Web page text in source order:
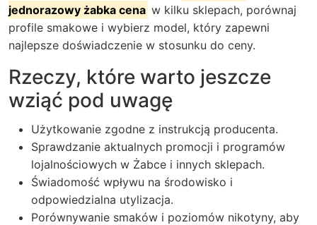
jednorazowy żabka cena w kilku sklepach, porównaj
profile smakowe i wybierz model, który zapewni
najlepsze doświadczenie w stosunku do ceny.
Rzeczy, które warto jeszcze
wziąć pod uwagę
Użytkowanie zgodne z instrukcją producenta.
Sprawdzanie aktualnych promocji i programów
lojalnościowych w Żabce i innych sklepach.
Świadomość wpływu na środowisko i
odpowiedzialna utylizacja.
Porównywanie smaków i poziomów nikotyny, aby